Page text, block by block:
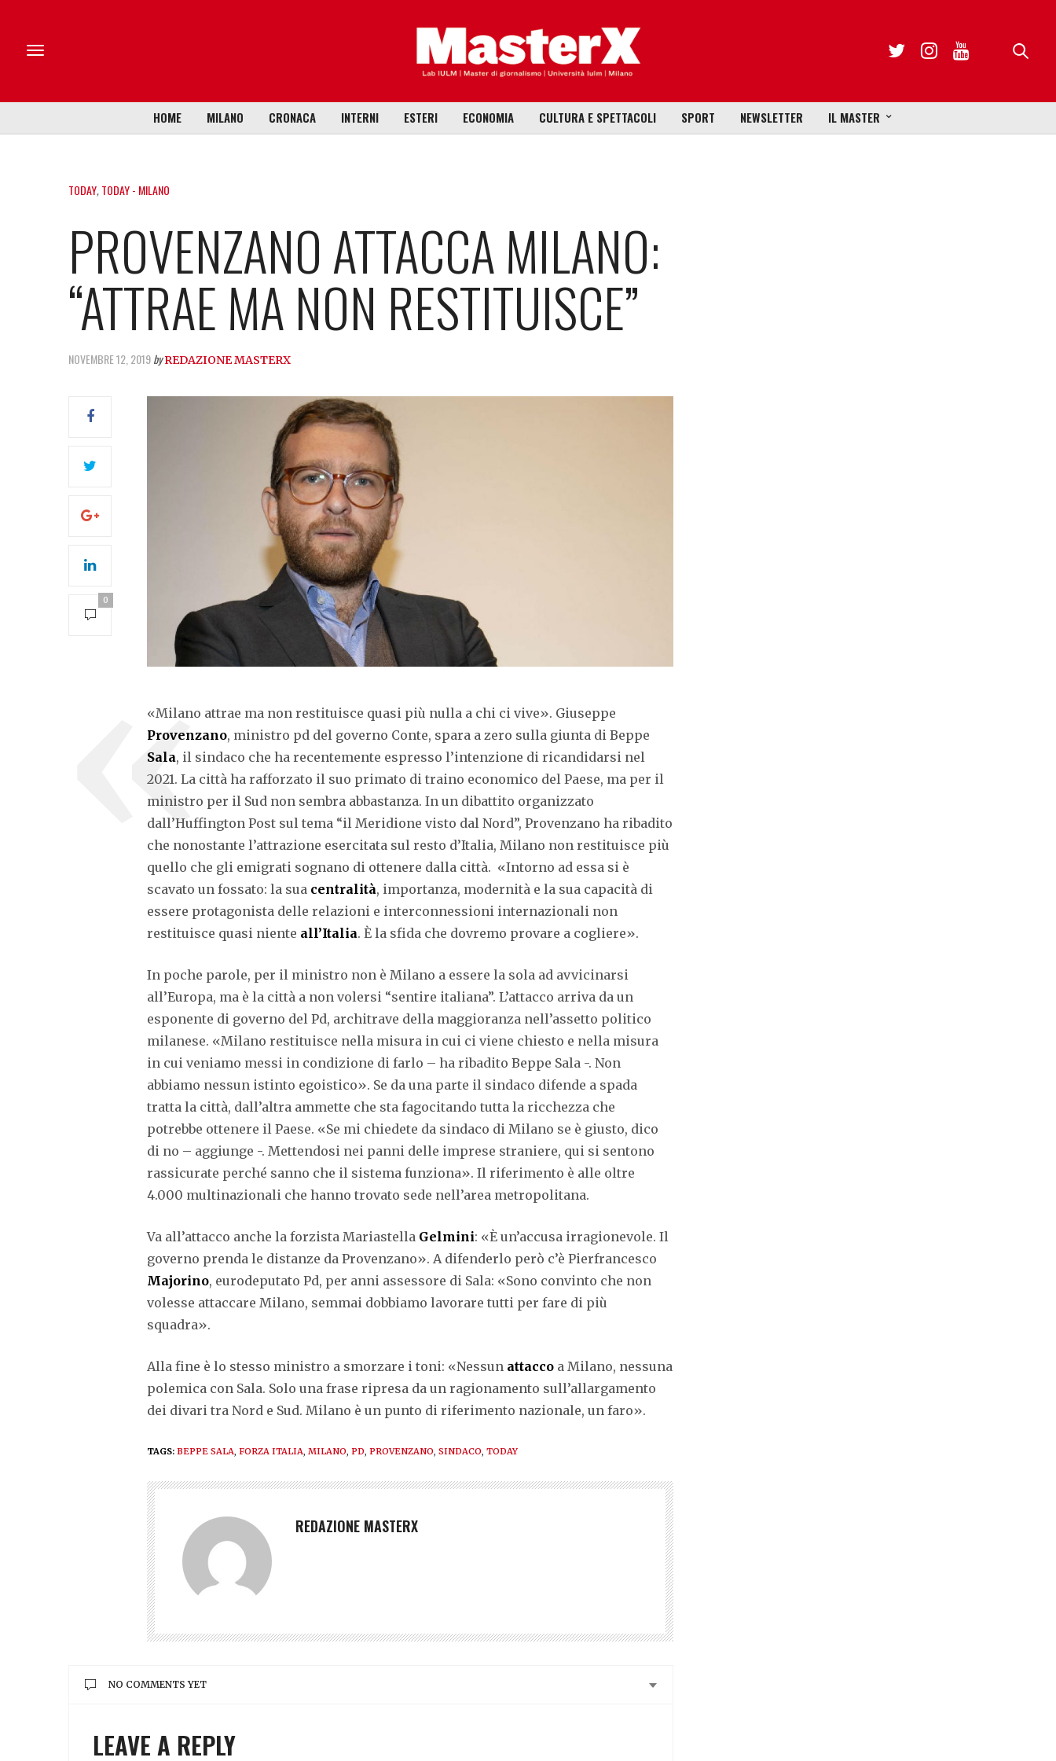
HOME MILANO CRONACA INTERNI ESTERI ECONOMIA CULTURA E SPETTACOLI SPORT NEWSLETTER IL MASTER
TODAY,TODAY - MILANO
PROVENZANO ATTACCA MILANO:
“ATTRAE MA NON RESTITUISCE”
NOVEMBRE 12, 2019by REDAZIONE MASTERX
0
«Milano attrae ma non restituisce quasi più nulla a chi ci vive». Giuseppe
Provenzano, ministro pd del governo Conte, spara a zero sulla giunta di Beppe
Sala, il sindaco che ha recentemente espresso l’intenzione di ricandidarsi nel
2021. La città ha rafforzato il suo primato di traino economico del Paese, ma per il
ministro per il Sud non sembra abbastanza. In un dibattito organizzato
dall’Huffington Post sul tema “il Meridione visto dal Nord”, Provenzano ha ribadito
che nonostante l’attrazione esercitata sul resto d’Italia, Milano non restituisce più
quello che gli emigrati sognano di ottenere dalla città. «Intorno ad essa si è
scavato un fossato: la sua centralità, importanza, modernità e la sua capacità di
essere protagonista delle relazioni e interconnessioni internazionali non
restituisce quasi niente all’Italia. È la sfida che dovremo provare a cogliere».
In poche parole, per il ministro non è Milano a essere la sola ad avvicinarsi
all’Europa, ma è la città a non volersi “sentire italiana”. L’attacco arriva da un
esponente di governo del Pd, architrave della maggioranza nell’assetto politico
milanese. «Milano restituisce nella misura in cui ci viene chiesto e nella misura
in cui veniamo messi in condizione di farlo – ha ribadito Beppe Sala -. Non
abbiamo nessun istinto egoistico». Se da una parte il sindaco difende a spada
tratta la città, dall’altra ammette che sta fagocitando tutta la ricchezza che
potrebbe ottenere il Paese. «Se mi chiedete da sindaco di Milano se è giusto, dico
di no – aggiunge -. Mettendosi nei panni delle imprese straniere, qui si sentono
rassicurate perché sanno che il sistema funziona». Il riferimento è alle oltre
4.000 multinazionali che hanno trovato sede nell’area metropolitana.
Va all’attacco anche la forzista Mariastella Gelmini: «È un’accusa irragionevole. Il
governo prenda le distanze da Provenzano». A difenderlo però c’è Pierfrancesco
Majorino, eurodeputato Pd, per anni assessore di Sala: «Sono convinto che non
volesse attaccare Milano, semmai dobbiamo lavorare tutti per fare di più
squadra».
Alla fine è lo stesso ministro a smorzare i toni: «Nessun attacco a Milano, nessuna
polemica con Sala. Solo una frase ripresa da un ragionamento sull’allargamento
dei divari tra Nord e Sud. Milano è un punto di riferimento nazionale, un faro».
TAGS: BEPPE SALA FORZA ITALIA MILANO PD PROVENZANO SINDACO TODAY
REDAZIONE MASTERX
NO COMMENTS YET
LEAVE A REPLY